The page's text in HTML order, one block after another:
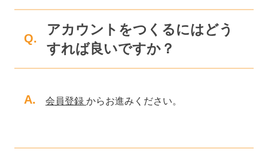
Q.
アカウントをつくるにはどう
すれば良いですか？
A. 会員登録 からお進みください。